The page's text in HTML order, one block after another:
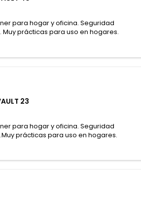
para hogar y oficina. Seguridad
prácticas para uso en hogares.
23
para hogar y oficina. Seguridad
prácticas para uso en hogares.